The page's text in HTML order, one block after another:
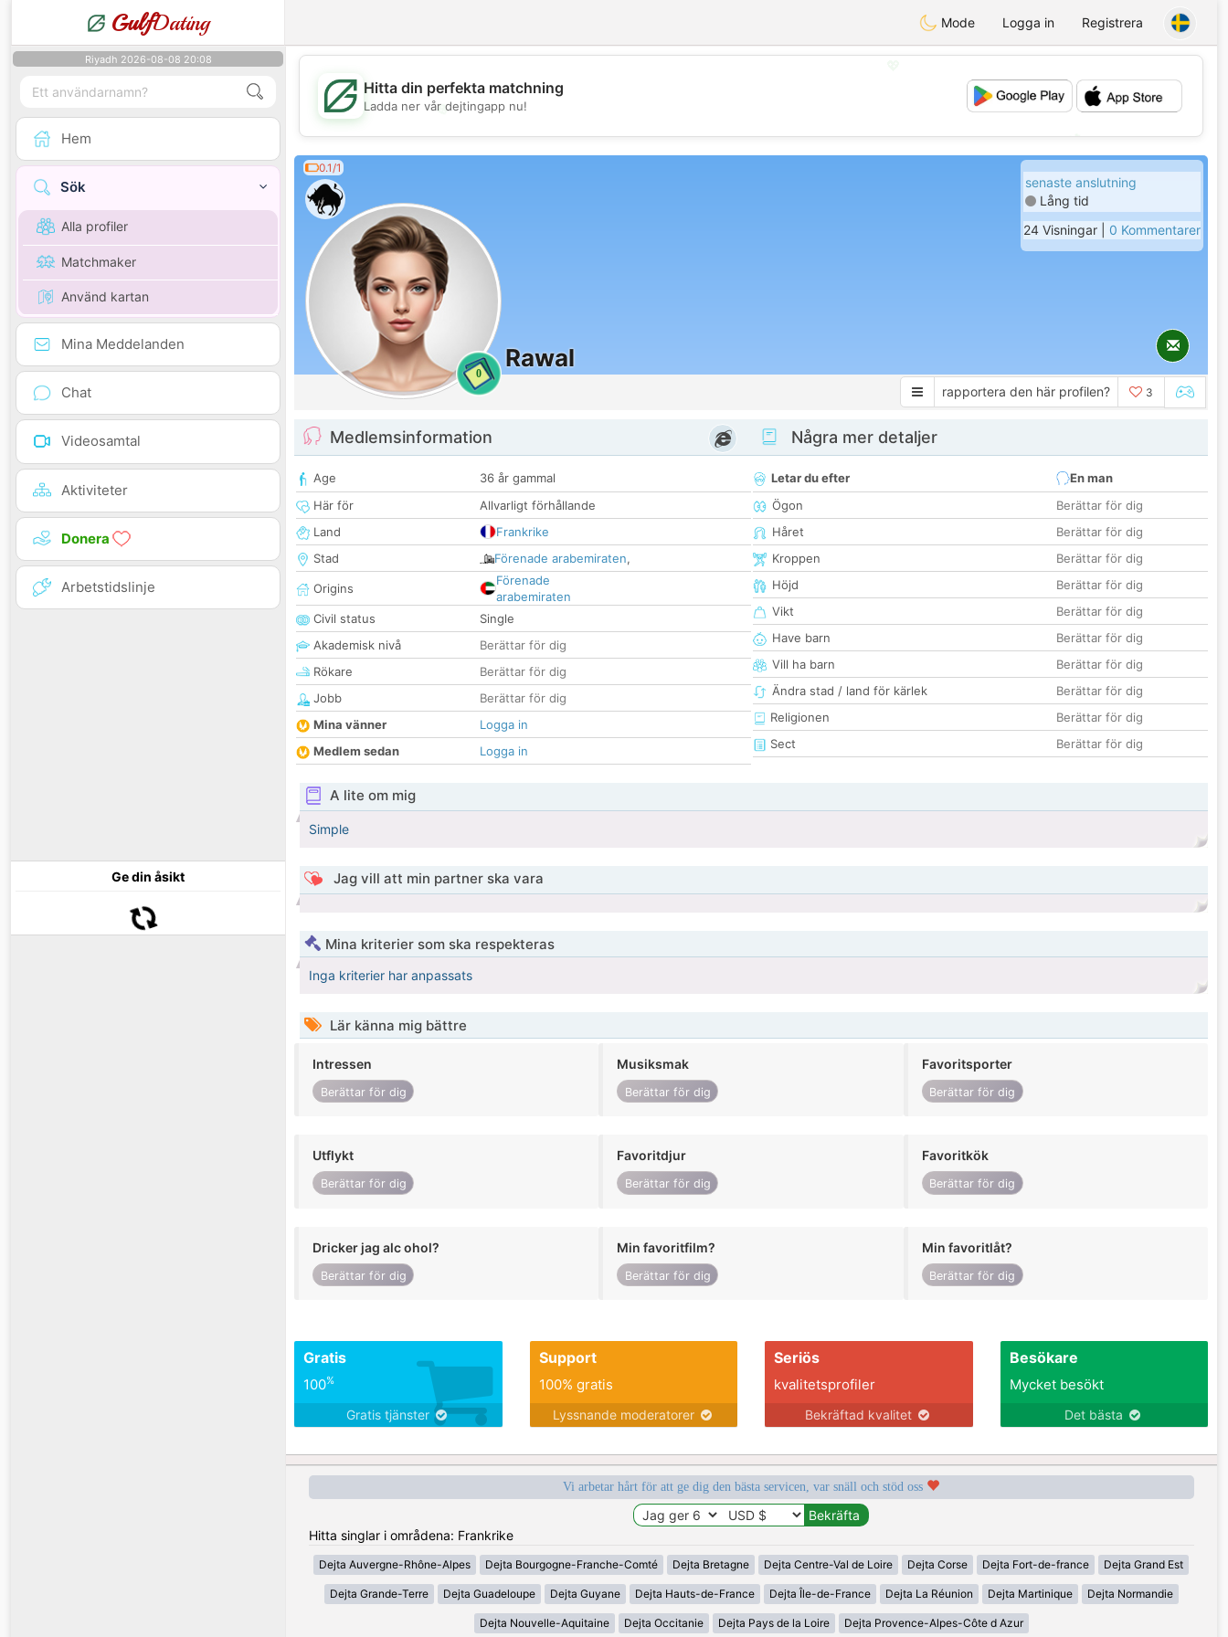
GulfDating Mode Logga in Registrera
Riyadh 2026-08-08 20:08
Hem
Sök
Alla profiler
Matchmaker
Använd kartan
Mina Meddelanden
Chat
Videosamtal
Aktiviteter
Donera
Arbetstidslinje
Ge din åsikt
💖
💕
Hitta din perfekta matchning
Ladda ner vår dejtingapp nu!
0.1/1
0
Rawal
senaste anslutning
Lång tid
24 Visningar | 0 Kommentarer
rapportera den här profilen? 3
Medlemsinformation
Age
36 år gammal
Här för
Allvarligt förhållande
Land
Frankrike
Stad
Förenade arabemiraten,
Origins
Förenade
arabemiraten
Civil status
Single
Akademisk nivå
Berättar för dig
Rökare
Berättar för dig
Jobb
Berättar för dig
Mina vänner
Logga in
Medlem sedan
Logga in
Några mer detaljer
Letar du efter
En man
Ögon
Berättar för dig
Håret
Berättar för dig
Kroppen
Berättar för dig
Höjd
Berättar för dig
Vikt
Berättar för dig
Have barn
Berättar för dig
Vill ha barn
Berättar för dig
Ändra stad / land för kärlek
Berättar för dig
Religionen
Berättar för dig
Sect
Berättar för dig
A lite om mig
Simple
Jag vill att min partner ska vara
Mina kriterier som ska respekteras
Inga kriterier har anpassats
Lär känna mig bättre
Intressen
Berättar för dig
Musiksmak
Berättar för dig
Favoritsporter
Berättar för dig
Utflykt
Berättar för dig
Favoritdjur
Berättar för dig
Favoritkök
Berättar för dig
Dricker jag alc ohol?
Berättar för dig
Min favoritfilm?
Berättar för dig
Min favoritlåt?
Berättar för dig
Gratis
100%
Gratis tjänster
Support
100% gratis
Lyssnande moderatorer
Seriös
kvalitetsprofiler
Bekräftad kvalitet
Besökare
Mycket besökt
Det bästa
Vi arbetar hårt för att ge dig den bästa servicen, var snäll och stöd oss
Hitta singlar i områdena: Frankrike
Dejta Auvergne-Rhône-Alpes Dejta Bourgogne-Franche-Comté Dejta Bretagne Dejta Centre-Val de Loire Dejta Corse Dejta Fort-de-france Dejta Grand Est
Dejta Grande-Terre Dejta Guadeloupe Dejta Guyane Dejta Hauts-de-France Dejta Île-de-France Dejta La Réunion Dejta Martinique Dejta Normandie
Dejta Nouvelle-Aquitaine Dejta Occitanie Dejta Pays de la Loire Dejta Provence-Alpes-Côte d Azur